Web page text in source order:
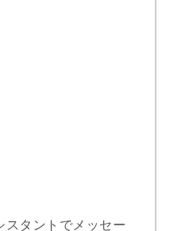
スタントでメッセー